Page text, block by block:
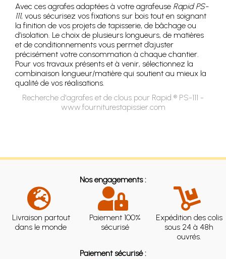
Avec ces agrafes adaptées à votre agrafeuse Rapid PS-
111, vous sécurisez vos fixations sur bois tout en soignant
la finition de vos projets de tapisserie, de bâchage ou
d’isolation. Le choix de plusieurs longueurs, de matières
et de conditionnements vous permet d’ajuster
précisément votre consommation à chaque chantier.
Pour vos travaux présents et à venir, sélectionnez la
combinaison longueur/matière qui soutient au mieux la
qualité de vos réalisations.
Recherche d'agrafes et de clous pour Rapid ® PS-111 -
www.fourniturestapissier.com
Nos engagements :
Livraison partout
dans le monde
Paiement 100%
sécurisé
Expédition des colis
sous 24 à 48h
ouvrés.
Paiement sécurisé :